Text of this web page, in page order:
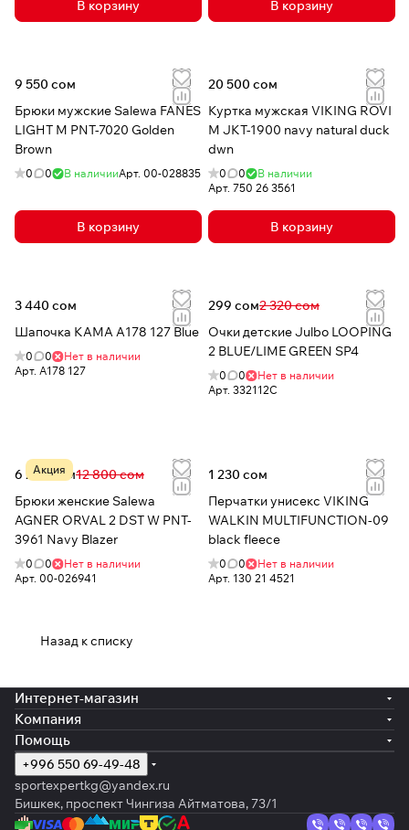
В корзину В корзину
9 550 сом
Брюки мужские Salewa FANES
LIGHT M PNT-7020 Golden
Brown
0 0 В наличииАрт. 00-028835
В корзину
20 500 сом
Куртка мужская VIKING ROVI
M JKT-1900 navy natural duck
dwn
0 0
В наличии
Арт. 750 26 3561
В корзину
3 440 сом
Шапочка КАМА A178 127 Blue
0 0
Нет в наличии
Арт. A178 127
299 сом2 320 сом
Очки детские Julbo LOOPING
2 BLUE/LIME GREEN SP4
0 0
Нет в наличии
Арт. 332112C
Акция
6 236 сом12 800 сом
Брюки женские Salewa
AGNER ORVAL 2 DST W PNT-
3961 Navy Blazer
0 0
Нет в наличии
Арт. 00-026941
1 230 сом
Перчатки унисекс VIKING
WALKIN MULTIFUNCTION-09
black fleece
0 0
Нет в наличии
Арт. 130 21 4521
Назад к списку
Интернет-магазин
Компания
Помощь
+996 550 69-49-48
sportexpertkg@yandex.ru
Бишкек, проспект Чингиза Айтматова, 73/1